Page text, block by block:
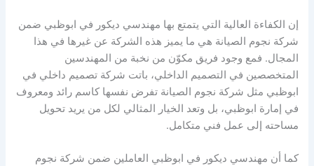
إن الكفاءة العالية التي يتمتع بها مهندسي ديكور في ابوظبي ضمن
شركة نجوم الصيانة هي ما يميز هذه الشركة عن غيرها في هذا
المجال. فمع وجود فريق مكوّن من نخبة من المهندسين
المتخصصين في التصميم الداخلي، باتت شركة تصميم داخلي في
ابوظبي مثل شركة نجوم الصيانة تفرض نفسها كاسم رائد ومعروف
في إمارة ابوظبي، بل وتعد الخيار المثالي لكل من يريد تحويل
مساحته إلى عمل فني متكامل.
كما أن مهندسي ديكور في ابوظبي العاملين ضمن شركة نجوم